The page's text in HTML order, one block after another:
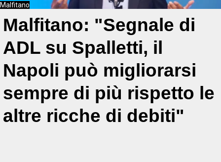
Malfitano
Malfitano: "Segnale di
ADL su Spalletti, il
Napoli può migliorarsi
sempre di più rispetto le
altre ricche di debiti"